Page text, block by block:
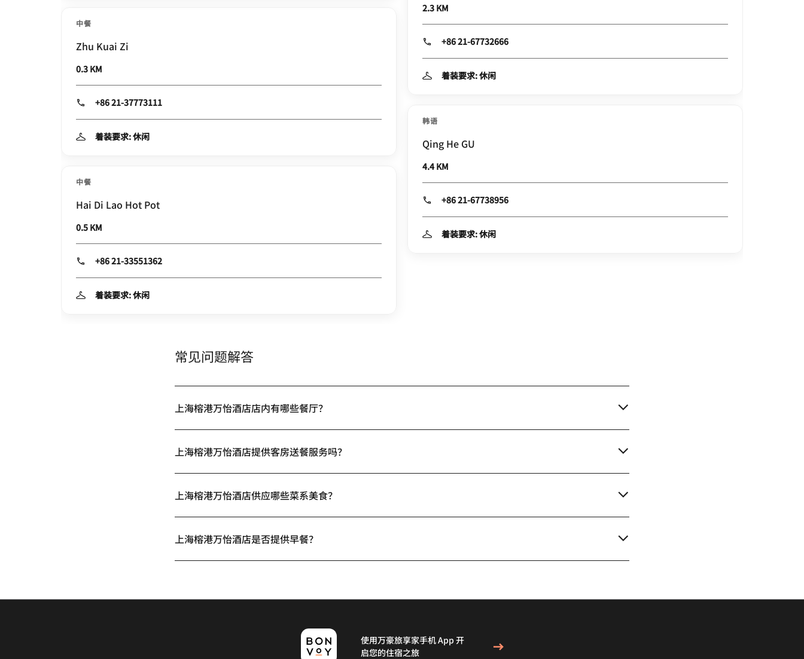
中餐
Zhu Kuai Zi
0.3 KM
+86 21-37773111
着装要求: 休闲
中餐
Hai Di Lao Hot Pot
0.5 KM
+86 21-33551362
着装要求: 休闲
2.3 KM
+86 21-67732666
着装要求: 休闲
韩语
Qing He GU
4.4 KM
+86 21-67738956
着装要求: 休闲
常见问题解答
上海榕港万怡酒店店内有哪些餐厅？
上海榕港万怡酒店提供客房送餐服务吗？
上海榕港万怡酒店供应哪些菜系美食？
上海榕港万怡酒店是否提供早餐？
使用万豪旅享家手机 App 开
启您的住宿之旅